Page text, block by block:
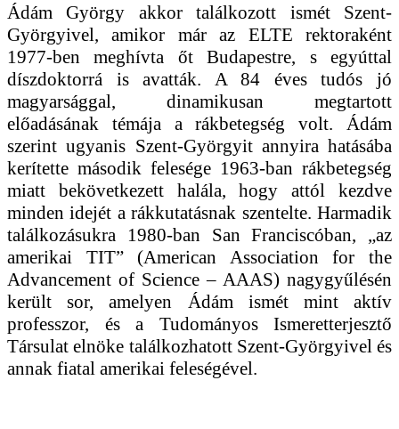
Ádám György akkor találkozott ismét Szent-
Györgyivel, amikor már az ELTE rektoraként
1977-ben meghívta őt Budapestre, s egyúttal
díszdoktorrá is avatták. A 84 éves tudós jó
magyarsággal, dinamikusan megtartott
előadásának témája a rákbetegség volt. Ádám
szerint ugyanis Szent-Györgyit annyira hatásába
kerítette második felesége 1963-ban rákbetegség
miatt bekövetkezett halála, hogy attól kezdve
minden idejét a rákkutatásnak szentelte. Harmadik
találkozásukra 1980-ban San Franciscóban, „az
amerikai TIT” (American Association for the
Advancement of Science – AAAS) nagygyűlésén
került sor, amelyen Ádám ismét mint aktív
professzor, és a Tudományos Ismeretterjesztő
Társulat elnöke találkozhatott Szent-Györgyivel és
annak fiatal amerikai feleségével.